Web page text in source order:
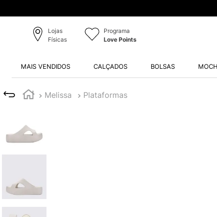
Lojas
Físicas
Programa
Love Points
MAIS VENDIDOS CALÇADOS BOLSAS
Melissa Plataformas